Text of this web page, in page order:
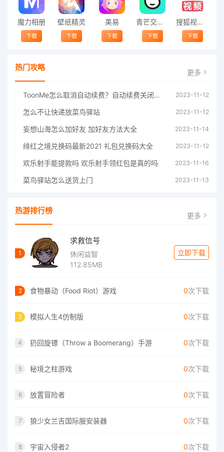
魔力相册
下载
壁纸精灵
下载
美易
下载
青芒交友软件官方版2021 v1.3
下载
搜狐视频app免费送会员下载安装到手机 v8.8.5
下载
热门攻略 更多
ToonMe怎么取消自动续费？自动续费关闭方法 2023-11-12
怎么不让快递放菜鸟驿站 2023-11-12
妄想山海怎么加好友 加好友方法大全 2023-11-14
绯红之境兑换码最新2021 礼包兑换码大全 2023-11-12
欢乐射手能提款吗 欢乐射手领红包是真的吗 2023-11-16
菜鸟驿站怎么送货上门 2023-11-13
热游排行榜 更多
1
求救信号
休闲益智
112.85MB
立即下载
2 食物暴动（Food Riot）游戏 0次下载
3 模拟人生4仿制版 0次下载
4 扔回旋镖（Throw a Boomerang）手游 0次下载
5 秘境之柱游戏 0次下载
6 放置冒险者 0次下载
7 狼少女兰吉国际服安装器 0次下载
8 宇宙入侵者2 0次下载